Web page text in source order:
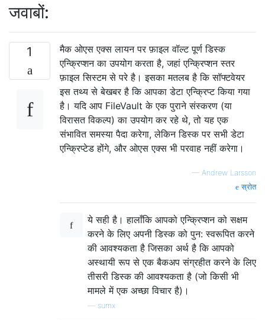
जवाबों:
1
मैक ओएस एक्स लायन पर फ़ाइल वॉल्ट पूर्ण डिस्क
एन्क्रिप्शन का उपयोग करता है, जहां एन्क्रिप्शन स्तर
फ़ाइल सिस्टम से परे है। इसका मतलब है कि सॉफ्टवेयर
इस तथ्य से बेखबर है कि आपका डेटा एन्क्रिप्ट किया गया
है। यदि आप FileVault के एक पुराने संस्करण (या
विरासत विकल्प) का उपयोग कर रहे थे, तो यह एक
संभावित समस्या पैदा करेगा, लेकिन डिस्क पर सभी डेटा
एन्क्रिप्टेड होंगे, और ओएस एक्स भी परवाह नहीं करेगा।
— Andrew Larsson
स्रोत
ये सही है। हालाँकि आपको एन्क्रिप्शन को सक्षम
करने के लिए अपनी डिस्क को पुन: स्वरूपित करने
की आवश्यकता है जिसका अर्थ है कि आपको
अस्थायी रूप से एक बैकअप संग्रहीत करने के लिए
तीसरी डिस्क की आवश्यकता है (जो किसी भी
मामले में एक अच्छा विचार है)।
sumx